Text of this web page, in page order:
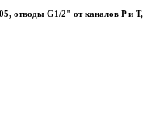
отводы G1/2" от каналов P и T,